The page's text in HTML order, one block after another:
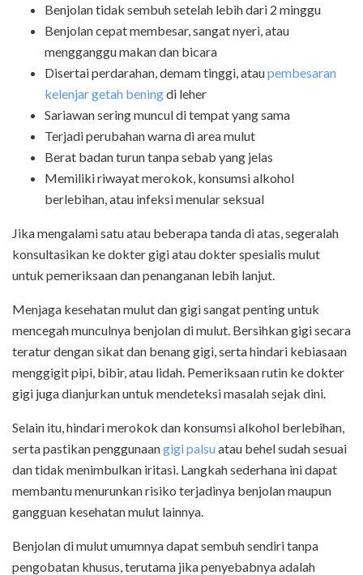
Benjolan tidak sembuh setelah lebih dari 2 minggu
Benjolan cepat membesar, sangat nyeri, atau
mengganggu makan dan bicara
Disertai perdarahan, demam tinggi, ataupembesaran
kelenjar getah beningdi leher
Sariawan sering muncul di tempat yang sama
Terjadi perubahan warna di area mulut
Berat badan turun tanpa sebab yang jelas
Memiliki riwayat merokok, konsumsi alkohol
berlebihan, atau infeksi menular seksual
Jika mengalami satu atau beberapa tanda di atas, segeralah
konsultasikan ke dokter gigi atau dokter spesialis mulut
untuk pemeriksaan dan penanganan lebih lanjut.
Menjaga kesehatan mulut dan gigi sangat penting untuk
mencegah munculnya benjolan di mulut. Bersihkan gigi secara
teratur dengan sikat dan benang gigi, serta hindari kebiasaan
menggigit pipi, bibir, atau lidah. Pemeriksaan rutin ke dokter
gigi juga dianjurkan untuk mendeteksi masalah sejak dini.
Selain itu, hindari merokok dan konsumsi alkohol berlebihan,
serta pastikan penggunaangigi palsuatau behel sudah sesuai
dan tidak menimbulkan iritasi. Langkah sederhana ini dapat
membantu menurunkan risiko terjadinya benjolan maupun
gangguan kesehatan mulut lainnya.
Benjolan di mulut umumnya dapat sembuh sendiri tanpa
pengobatan khusus, terutama jika penyebabnya adalah